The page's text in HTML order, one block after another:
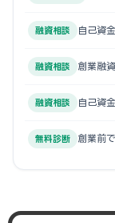
融資相談 自己資
融資相談 創業融
融資相談 自己資
無料診断 創業前